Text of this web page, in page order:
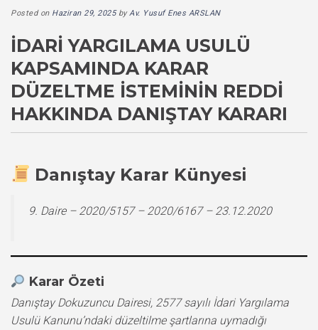
Posted on Haziran 29, 2025byAv. Yusuf Enes ARSLAN
İDARI YARGILAMA USULÜ
KAPSAMINDA KARAR
DÜZELTME İSTEMININ REDDI
HAKKINDA DANIŞTAY KARARI
Danıştay Karar Künyesi
9. Daire – 2020/5157 – 2020/6167 – 23.12.2020
Karar Özeti
Danıştay Dokuzuncu Dairesi, 2577 sayılı İdari Yargılama
Usulü Kanunu’ndaki düzeltilme şartlarına uymadığı